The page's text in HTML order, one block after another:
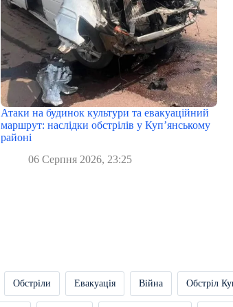
Атаки на будинок культури та евакуаційний
маршрут: наслідки обстрілів у Куп’янському
районі
06 Серпня 2026, 23:25
Обстріли Евакуація Війна Обстріл